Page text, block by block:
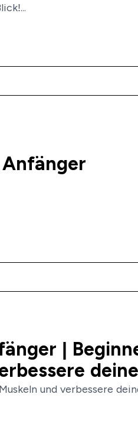
|
und verbessere